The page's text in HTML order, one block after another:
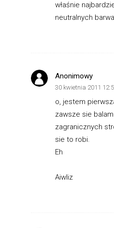
właśnie
neutralnych
Anonimowy
30 kwietnia 2011
o, jestem
zawsze sie
zagranicznych
sie to robi.
Eh
Aiwliz